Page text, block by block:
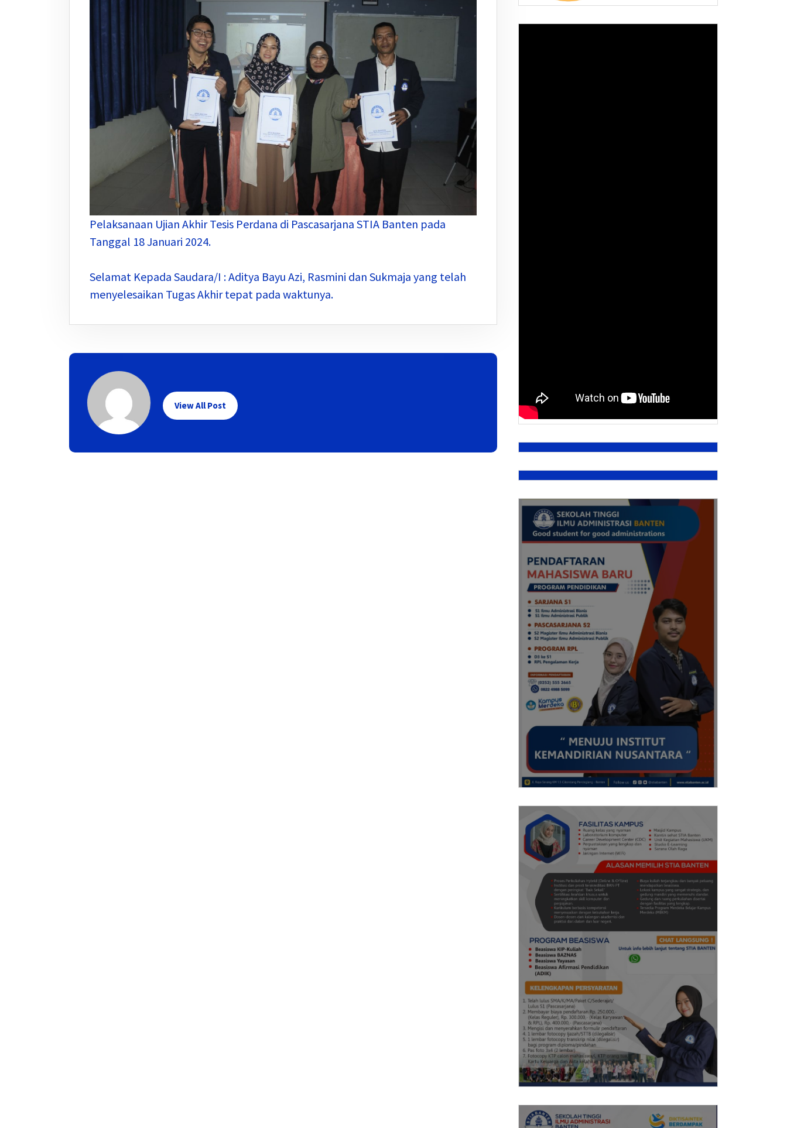
Pelaksanaan Ujian Akhir Tesis Perdana di Pascasarjana STIA Banten pada
Tanggal 18 Januari 2024.
Selamat Kepada Saudara/I : Aditya Bayu Azi, Rasmini dan Sukmaja yang telah
menyelesaikan Tugas Akhir tepat pada waktunya.
View All Post